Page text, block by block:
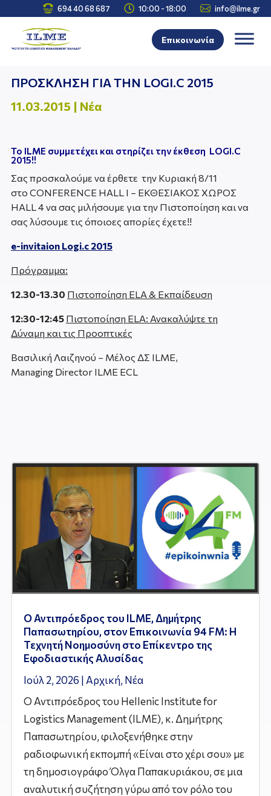
 694 40 68 687  10:00 - 18:00  info@ilme.gr
Επικοινωνία
ΠΡΟΣΚΛΗΣΗ ΓΙΑ ΤΗΝ LOGI.C 2015
11.03.2015 | Νέα
Το ILME συμμετέχει και στηρίζει την έκθεση LOGI.C
2015!!
Σας προσκαλούμε να έρθετε την Κυριακή 8/11
στο CONFERENCE HALL I – ΕΚΘΕΣΙΑΚΟΣ ΧΩΡΟΣ
HALL 4 να σας μιλήσουμε για την Πιστοποίηση και να
σας λύσουμε τις όποιοες απορίες έχετε!!
e-invitaion Logi.c 2015
Πρόγραμμα:
12.30-13.30 Πιστοποίηση ELA & Εκπαίδευση
12:30-12:45 Πιστοποίηση ELA: Ανακαλύψτε τη
Δύναμη και τις Προοπτικές
Βασιλική Λαιζηνού – Μέλος ΔΣ ILME,
Managing Director ILME ECL
Ο Αντιπρόεδρος του ILME, Δημήτρης
Παπασωτηρίου, στον Επικοινωνία 94 FM: Η
Τεχνητή Νοημοσύνη στο Επίκεντρο της
Εφοδιαστικής Αλυσίδας
Ιούλ 2, 2026 | Αρχική, Νέα
Ο Αντιπρόεδρος του Hellenic Institute for
Logistics Management (ILME), κ. Δημήτρης
Παπασωτηρίου, φιλοξενήθηκε στην
ραδιοφωνική εκπομπή «Είναι στο χέρι σου» με
τη δημοσιογράφο Όλγα Παπακυριάκου, σε μια
αναλυτική συζήτηση γύρω από τον ρόλο του